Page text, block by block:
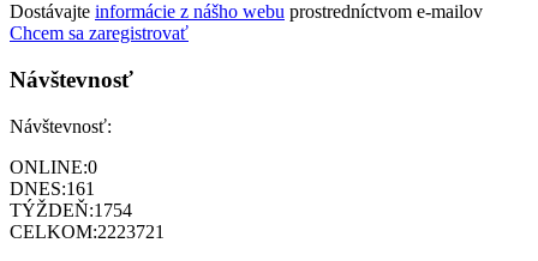
Dostávajte informácie z nášho webu prostredníctvom e-mailov
Chcem sa zaregistrovať
Návštevnosť
Návštevnosť:
ONLINE:0
DNES:161
TÝŽDEŇ:1754
CELKOM:2223721